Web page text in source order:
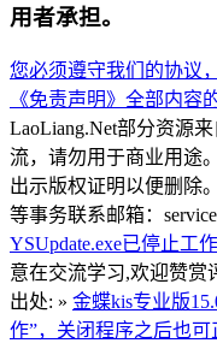
用者承担。
您必须遵守我们的协议
《免责声明》全部内容
LaoLiang.Net部分资源
流，请勿用于商业用途
出示版权证明以便删除
等事务联系邮箱：
YSUpdate.exe已停止工作
意在交流学习,欢迎赞赏
出处: » 金蝶kis专业版
作”，关闭程序之后也